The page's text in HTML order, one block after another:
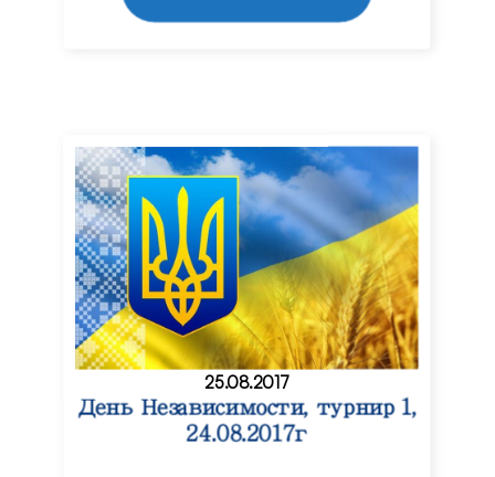
25.08.2017
День Независимости, турнир 1,
24.08.2017г